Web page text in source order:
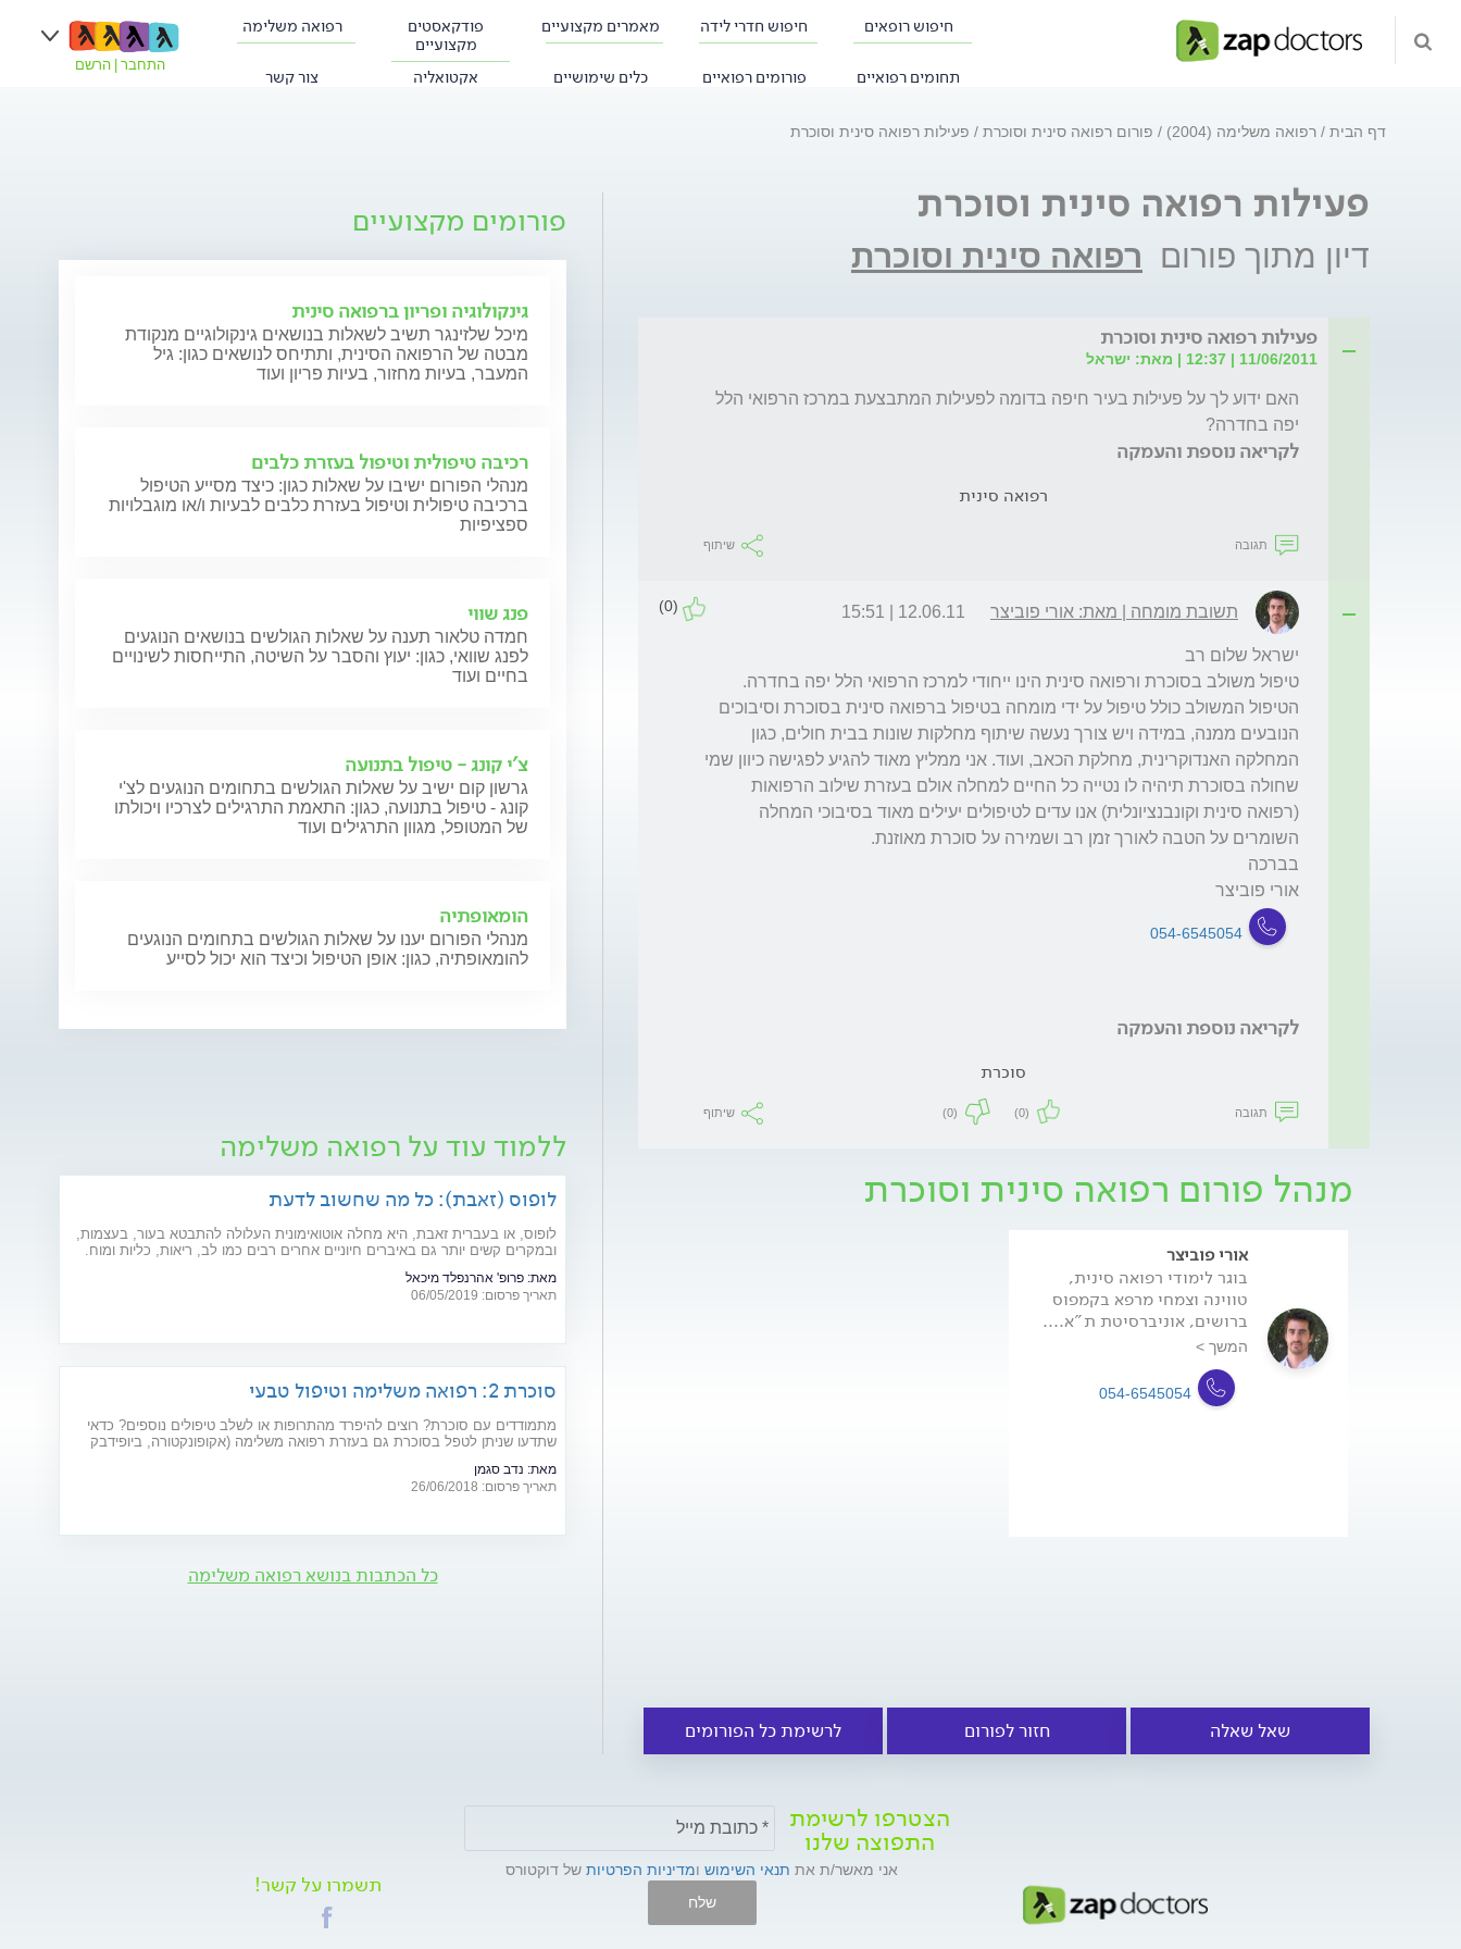
חיפוש רופאים חיפוש חדרי לידה מאמרים מקצועיים
פודקאסטים
מקצועיים
רפואה משלימה
תחומים רפואיים פורומים רפואיים כלים שימושיים אקטואליה צור קשר
התחבר הרשם
דף הבית רפואה משלימה (2004) פורום רפואה סינית וסוכרת פעילות רפואה סינית וסוכרת
פעילות רפואה סינית וסוכרת
דיון מתוך פורום רפואה סינית וסוכרת
פעילות רפואה סינית וסוכרת
11/06/2011 | 12:37 | מאת: ישראל
יפה בחדרה?
לקריאה נוספת והעמקה
רפואה סינית
תגובה שיתוף
תשובת מומחה | מאת: אורי פוביצר 12.06.11 | 15:51
(0)
אורי פוביצר
054-6545054
לקריאה נוספת והעמקה
סוכרת
תגובה (0)
(0) שיתוף
מנהל פורום רפואה סינית וסוכרת
אורי פוביצר
בוגר לימודי רפואה סינית,
טווינה וצמחי מרפא בקמפוס
ברושים, אוניברסיטת ת"א....
המשך >
054-6545054
שאל שאלה חזור לפורום לרשימת כל הפורומים
פורומים מקצועיים
גינקולוגיה ופריון ברפואה סינית
מיכל שלזינגר תשיב לשאלות בנושאים גינקולוגיים מנקודת
מבטה של הרפואה הסינית, ותתיחס לנושאים כגון: גיל
המעבר, בעיות מחזור, בעיות פריון ועוד
רכיבה טיפולית וטיפול בעזרת כלבים
מנהלי הפורום ישיבו על שאלות כגון: כיצד מסייע הטיפול
ברכיבה טיפולית וטיפול בעזרת כלבים לבעיות ו/או מוגבלויות
ספציפיות
פנג שווי
חמדה טלאור תענה על שאלות הגולשים בנושאים הנוגעים
לפנג שוואי, כגון: יעוץ והסבר על השיטה, התייחסות לשינויים
בחיים ועוד
צ'י קונג - טיפול בתנועה
גרשון קום ישיב על שאלות הגולשים בתחומים הנוגעים לצ'י
קונג - טיפול בתנועה, כגון: התאמת התרגילים לצרכיו ויכולתו
של המטופל, מגוון התרגילים ועוד
הומאופתיה
מנהלי הפורום יענו על שאלות הגולשים בתחומים הנוגעים
להומאופתיה, כגון: אופן הטיפול וכיצד הוא יכול לסייע
ללמוד עוד על רפואה משלימה
לופוס (זאבת): כל מה שחשוב לדעת
לופוס, או בעברית זאבת, היא מחלה אוטואימונית העלולה להתבטא בעור, בעצמות,
ובמקרים קשים יותר גם באיברים חיוניים אחרים רבים כמו לב, ריאות, כליות ומוח.
בשנים האחרונות? כתבה לרגל יום המודעות למחלה (10.5)
מאת: פרופ' אהרנפלד מיכאל
תאריך פרסום: 06/05/2019
סוכרת 2: רפואה משלימה וטיפול טבעי
מתמודדים עם סוכרת? רוצים להיפרד מהתרופות או לשלב טיפולים נוספים? כדאי
שתדעו שניתן לטפל בסוכרת גם בעזרת רפואה משלימה (אקופונקטורה, ביופידבק
מאת: נדב סגמן
תאריך פרסום: 26/06/2018
כל הכתבות בנושא רפואה משלימה
הצטרפו לרשימת
התפוצה שלנו
אני מאשר/ת את תנאי השימוש ומדיניות הפרטיות של דוקטורס
שלח
תשמרו על קשר!